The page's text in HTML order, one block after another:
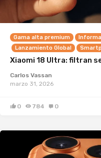
Gama alta premium
Lanzamiento Global
Xiaomi 18 Ultra: filtran
Carlos Vassan
marzo 31, 2026
0 784 0